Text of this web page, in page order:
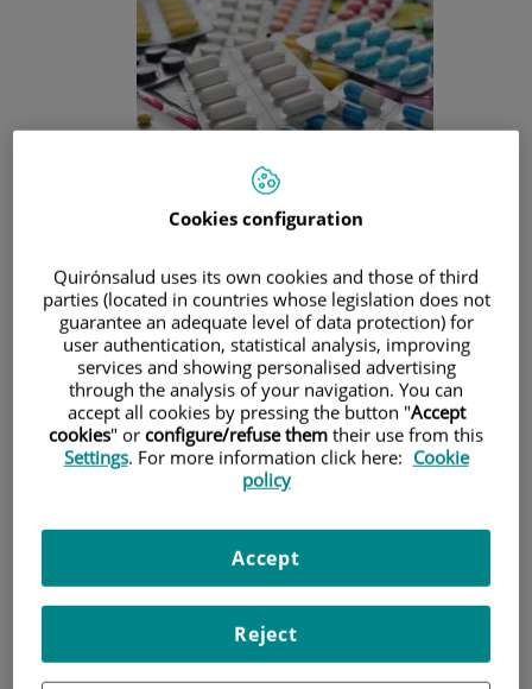
Muchos pacientes en consulta quieren mejorar su peso y
nos piden fármacos que les ayuden a ese objetivo.
manejo correcto de los fármacos aceptados en el
tratamiento del exceso de peso en España.
¿Quiénes pueden ser tratados con fármacos para la
obesidad?
El tratamiento farmacológico está indicado en las personas
que sufren obesidad (IMC ≥ 30 kg/m2 ) y en aquellas que
sufren sobrepeso (IMC ≥ 27 kg/m2 ) con complicaciones
asociadas (diabetes, hipertensión…etc). Siempre deberá ir
acompañado de alimentación equilibrada y actividad física.
retirado?
Si después de 3 meses de tratamiento con la dosis máxima
eficaz no se ha conseguido una pérdida de peso de >5% en
retirar el fármaco por respuesta insatisfactoria.
¿Se pueden usar los fármacos para la obesidad en cualquier
Cookies configuration
Quirónsalud uses its own cookies and those of third
parties (located in countries whose legislation does not
guarantee an adequate level of data protection) for
user authentication, statistical analysis, improving
services and showing personalised advertising
through the analysis of your navigation. You can
accept all cookies by pressing the button "Accept
cookies" or configure/refuse them their use from this
Settings. For more information click here: Cookie
policy
Reject
Accept